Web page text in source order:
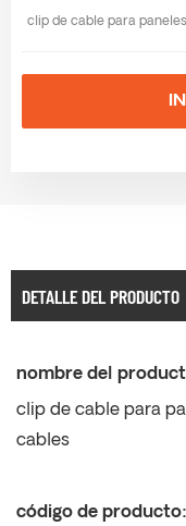
clip de cable para
DETALLE DEL PRODUCTO
nombre del
clip de cable para
cables
código de producto: